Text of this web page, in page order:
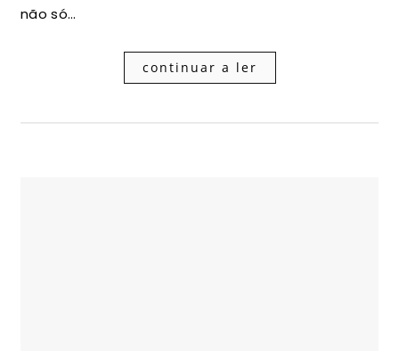
não só…
continuar a ler